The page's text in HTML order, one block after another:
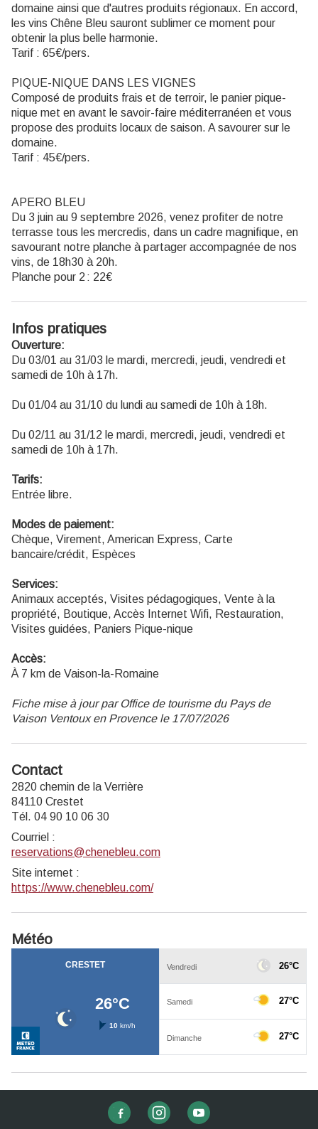
domaine ainsi que d'autres produits régionaux. En accord,
les vins Chêne Bleu sauront sublimer ce moment pour
obtenir la plus belle harmonie.
Tarif : 65€/pers.
PIQUE-NIQUE DANS LES VIGNES
Composé de produits frais et de terroir, le panier pique-
nique met en avant le savoir-faire méditerranéen et vous
propose des produits locaux de saison. A savourer sur le
domaine.
Tarif : 45€/pers.
APERO BLEU
Du 3 juin au 9 septembre 2026, venez profiter de notre
terrasse tous les mercredis, dans un cadre magnifique, en
savourant notre planche à partager accompagnée de nos
vins, de 18h30 à 20h.
Planche pour 2 : 22€
Infos pratiques
Ouverture:
Du 03/01 au 31/03 le mardi, mercredi, jeudi, vendredi et
samedi de 10h à 17h.
Du 01/04 au 31/10 du lundi au samedi de 10h à 18h.
Du 02/11 au 31/12 le mardi, mercredi, jeudi, vendredi et
samedi de 10h à 17h.
Tarifs:
Entrée libre.
Modes de paiement:
Chèque, Virement, American Express, Carte
bancaire/crédit, Espèces
Services:
Animaux acceptés, Visites pédagogiques, Vente à la
propriété, Boutique, Accès Internet Wifi, Restauration,
Visites guidées, Paniers Pique-nique
Accès:
À 7 km de Vaison-la-Romaine
Fiche mise à jour par Office de tourisme du Pays de
Vaison Ventoux en Provence le 17/07/2026
Contact
2820 chemin de la Verrière
84110 Crestet
Tél. 04 90 10 06 30
Courriel :
reservations@chenebleu.com
Site internet :
https://www.chenebleu.com/
Météo